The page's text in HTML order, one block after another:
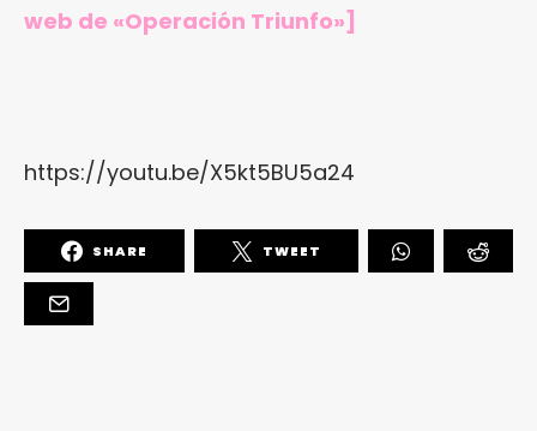
web de «Operación Triunfo»]
https://youtu.be/X5kt5BU5a24
SHARE TWEET